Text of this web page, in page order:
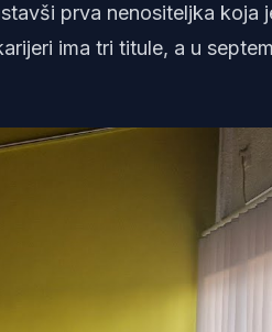
prva nenositeljka koja
ima tri titule, a u